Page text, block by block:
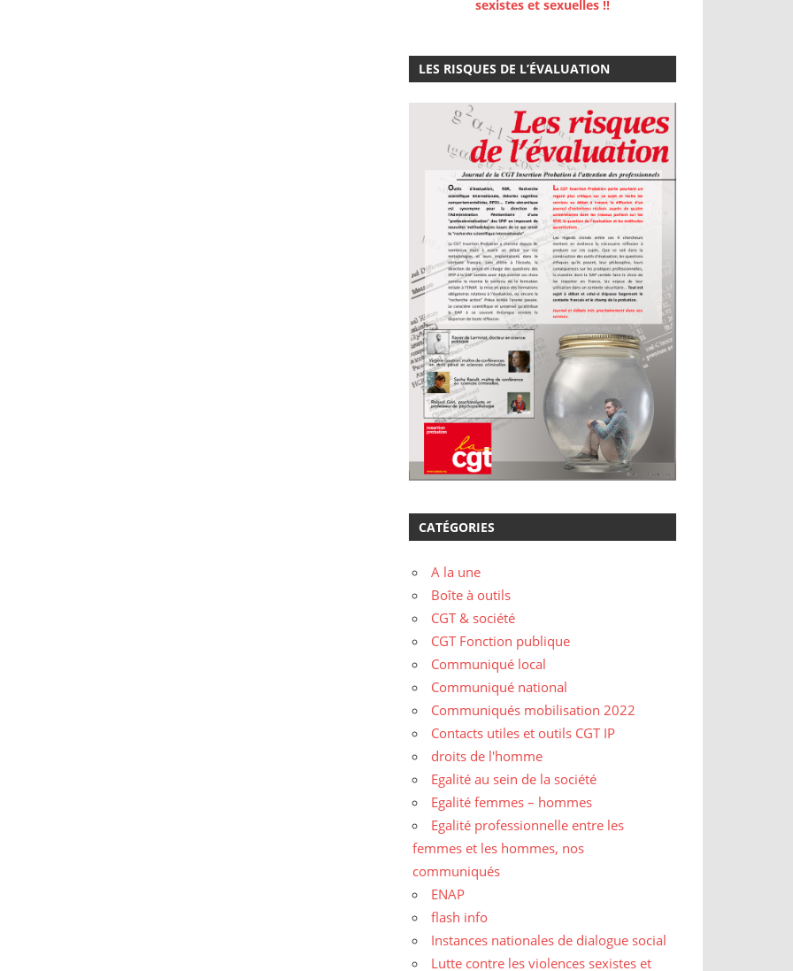
sexistes et sexuelles !!
LES RISQUES DE L’ÉVALUATION
CATÉGORIES
A la une
Boîte à outils
CGT & société
CGT Fonction publique
Communiqué local
Communiqué national
Communiqués mobilisation 2022
Contacts utiles et outils CGT IP
droits de l'homme
Egalité au sein de la société
Egalité femmes – hommes
Egalité professionnelle entre les
femmes et les hommes, nos
communiqués
ENAP
flash info
Instances nationales de dialogue social
Lutte contre les violences sexistes et